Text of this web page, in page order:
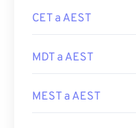
CET a AEST
MDT a AEST
MEST a AEST